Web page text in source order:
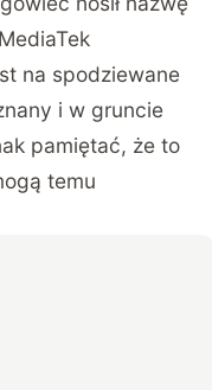
na spodziewane
i w gruncie
pamiętać, że to
temu